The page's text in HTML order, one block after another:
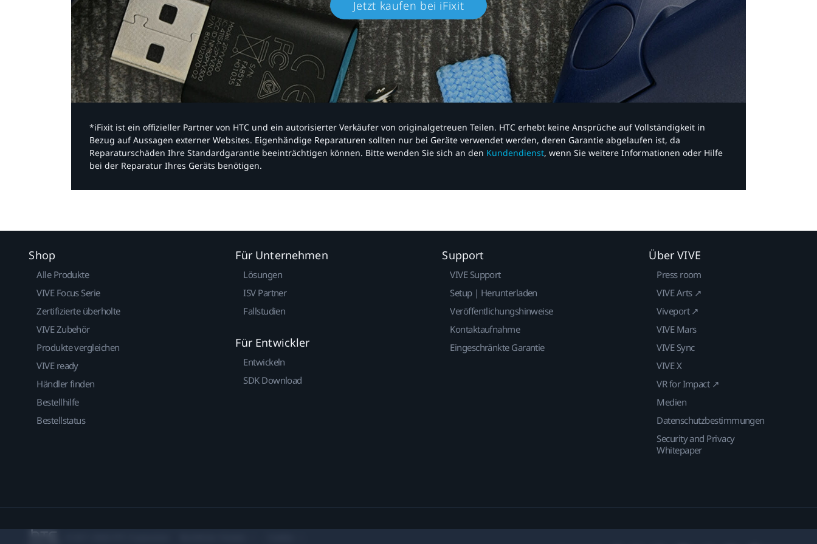
Jetzt kaufen bei iFixit​
*iFixit ist ein offizieller Partner von HTC und ein autorisierter Verkäufer von originalgetreuen Teilen. HTC erhebt keine Ansprüche auf Vollständigkeit in
Bezug auf Aussagen externer Websites. Eigenhändige Reparaturen sollten nur bei Geräte verwendet werden, deren Garantie abgelaufen ist, da
Reparaturschäden Ihre Standardgarantie beeinträchtigen können. Bitte wenden Sie sich an den Kundendienst, wenn Sie weitere Informationen oder Hilfe
bei der Reparatur Ihres Geräts benötigen.​
Shop
Alle Produkte
VIVE Focus Serie
Zertifizierte überholte
VIVE Zubehör
Produkte vergleichen
VIVE ready
Händler finden
Bestellhilfe
Bestellstatus
Für Unternehmen
Lösungen
ISV Partner
Fallstudien
Für Entwickler
Entwickeln
SDK Download
Support
VIVE Support
Setup | Herunterladen
Veröffentlichungshinweise
Kontaktaufnahme
Eingeschränkte Garantie
Über VIVE
Press room
VIVE Arts ↗
Viveport ↗
VIVE Mars
VIVE Sync
VIVE X
VR for Impact ↗
Medien
Datenschutzbestimmungen
Security and Privacy
Whitepaper